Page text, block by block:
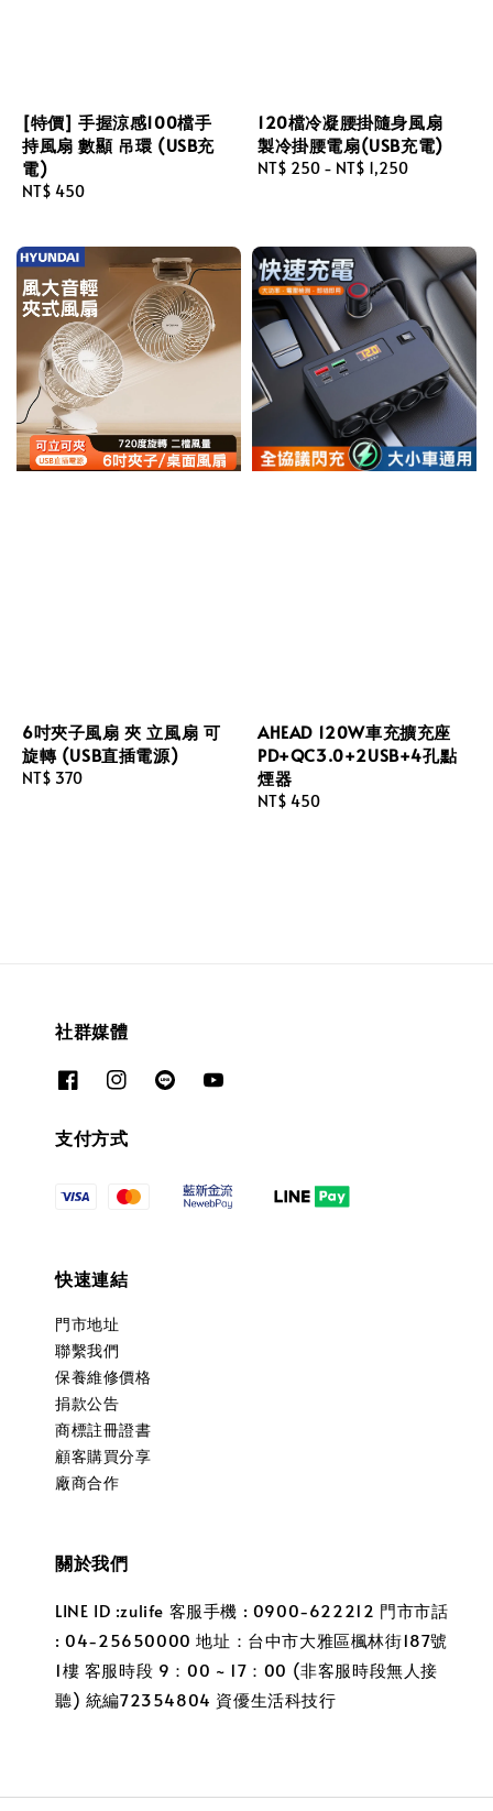
[特價] 手握涼感100檔手
持風扇 數顯 吊環 (USB充
電)
Regular
NT$ 450
120檔冷凝腰掛隨身風扇
製冷掛腰電扇(USB充電)
Regular
NT$ 250 - NT$ 1,250
6吋夾子風扇 夾 立風扇 可
旋轉 (USB直插電源)
Regular
NT$ 370
AHEAD 120W車充擴充座
PD+QC3.0+2USB+4孔點
煙器
Regular
NT$ 450
社群媒體
支付方式
快速連結
門市地址
聯繫我們
保養維修價格
捐款公告
商標註冊證書
顧客購買分享
廠商合作
關於我們
LINE ID :zulife 客服手機 : 0900-622212 門市市話
: 04-25650000 地址：台中市大雅區楓林街187號
1樓 客服時段 9：00 ~ 17：00 (非客服時段無人接
聽) 統編72354804 資優生活科技行